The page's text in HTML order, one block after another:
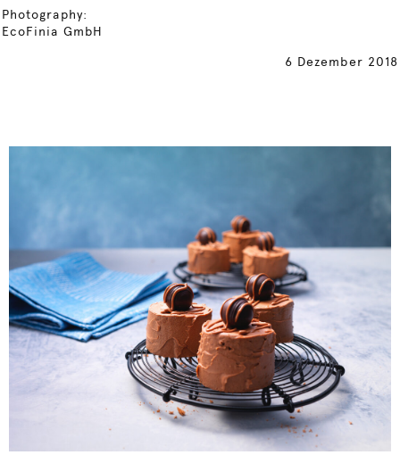
Photography:
EcoFinia GmbH
6 Dezember 2018